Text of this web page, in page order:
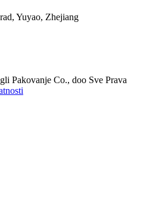
Yuyao, Zhejiang
Pakovanje Co., doo Sve Prava